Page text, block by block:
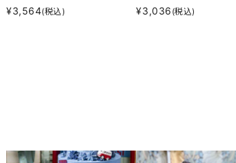
¥3,564(税込)
¥3,036 (税込)